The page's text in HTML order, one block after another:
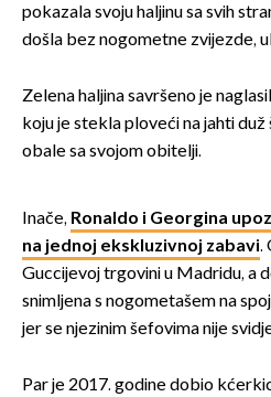
pokazala svoju haljinu sa svih
došla bez nogometne zvijezde,
Zelena haljina savršeno je
koju je stekla ploveći na jahti
obale sa svojom obitelji.
Inače, Ronaldo i Georgina
na jednoj ekskluzivnoj zabavi.
Guccijevoj trgovini u Madridu, a
snimljena s nogometašem na
jer se njezinim šefovima nije
Par je 2017. godine dobio